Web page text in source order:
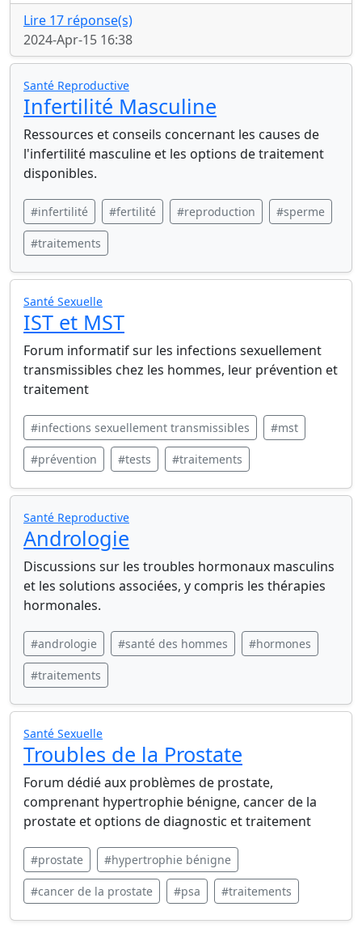
Lire 17 réponse(s)
2024-Apr-15 16:38
Santé Reproductive
Infertilité Masculine
Ressources et conseils concernant les causes de
l'infertilité masculine et les options de traitement
disponibles.
#infertilité #fertilité #reproduction #sperme
#traitements
Santé Sexuelle
IST et MST
Forum informatif sur les infections sexuellement
transmissibles chez les hommes, leur prévention et
traitement
#infections sexuellement transmissibles #mst
#prévention #tests #traitements
Santé Reproductive
Andrologie
Discussions sur les troubles hormonaux masculins
et les solutions associées, y compris les thérapies
hormonales.
#andrologie #santé des hommes #hormones
#traitements
Santé Sexuelle
Troubles de la Prostate
Forum dédié aux problèmes de prostate,
comprenant hypertrophie bénigne, cancer de la
prostate et options de diagnostic et traitement
#prostate #hypertrophie bénigne
#cancer de la prostate #psa #traitements